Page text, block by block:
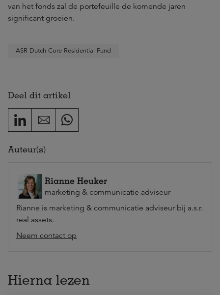
van het fonds zal de portefeuille de komende jaren
significant groeien.
ASR Dutch Core Residential Fund
Deel dit artikel
Auteur(s)
Rianne Heuker
marketing & communicatie adviseur
Rianne is marketing & communicatie adviseur bij a.s.r.
real assets.
Neem contact op
Hierna lezen